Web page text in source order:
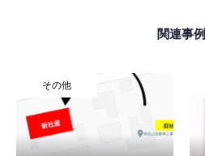
RECRUIT
BLOG
関連事例
その他